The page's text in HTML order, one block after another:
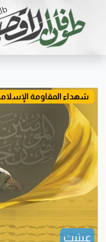
شهداء المقاومة
عيتيت